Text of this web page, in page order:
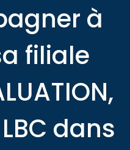
à
filiale
LBC dans